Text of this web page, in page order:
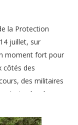
la Protection
juillet, sur
moment fort pour
côtés des
des militaires
achevée par
matinée riche